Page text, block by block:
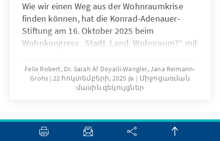
Wie wir einen Weg aus der Wohnraumkrise
finden können, hat die Konrad-Adenauer-
Stiftung am 16. Oktober 2025 beim
Wohnkongress „Stadt. Land. Wohnraum?“ mit
Wirtschaft sowie Verbänden und Wissenschaft
debattiert. Es wurden Lösungswege und
Impulse für mehr Nachhaltigkeit, weniger
aufgezeigt. Bis zu 280 Teilnehmende haben
sich in verschiedenen Räumen mit
Felix Robert, Dr. Sarah Al Doyaili-Wangler, Jana Reimann-
Grohs 22 հոկտեմբերի, 2025 թ.
Միջոցառման
մասին զեկույցներ